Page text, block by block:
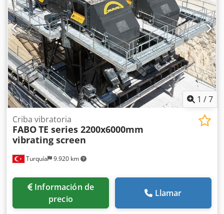
1 /7
Turquía 9.920 km
Criba vibratoria
FABOTE series 2200x6000mm
vibrating screen
Información de
precio
Llamar